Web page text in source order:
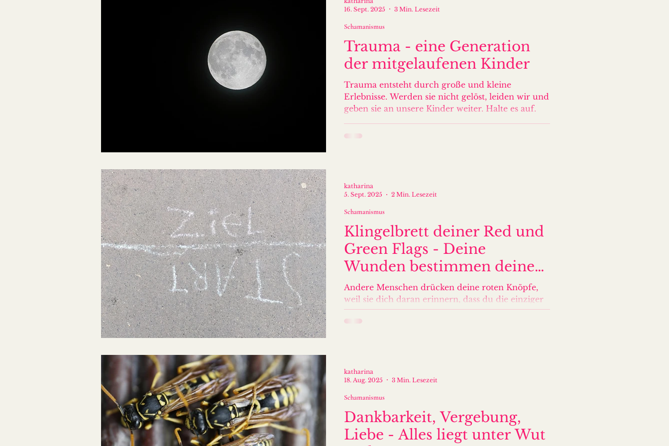
Trauma - eine Generation
der mitgelaufenen Kinder
Trauma entsteht durch große und kleine
Erlebnisse. Werden sie nicht gelöst, leiden wir und
geben sie an unsere Kinder weiter. Halte es auf.
Schamanismus
16. Sept. 2025
3 Min. Lesezeit
Klingelbrett deiner Red und
Green Flags - Deine
Wunden bestimmen deine
Wahrnehmung
Andere Menschen drücken deine roten Knöpfe,
weil sie dich daran erinnern, dass du die einziger
Person bist, die sie zu grünen Knöpfen machen
kann. Löse deine Themen und dein Außen wird
Schamanismus
katharina
5. Sept. 2025
2 Min. Lesezeit
Dankbarkeit, Vergebung,
Liebe - Alles liegt unter Wut
Schamanismus
katharina
18. Aug. 2025
3 Min. Lesezeit